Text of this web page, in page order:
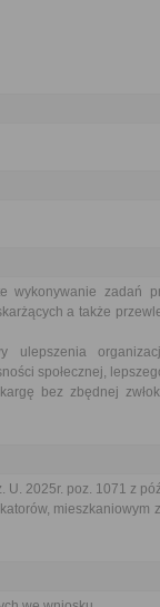
wykonywanie zadań
a także
społecznej,
bez zbędnej
U. 2025r. poz. 1071 z
mieszkaniowym